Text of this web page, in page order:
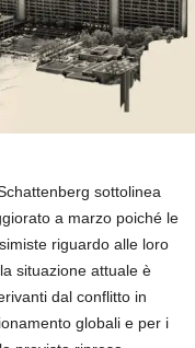
sottolinea
a marzo poiché le
riguardo alle loro
situazione attuale è
dal conflitto in
globali e per i